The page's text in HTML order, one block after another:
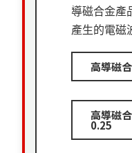
導磁合金產
產生的電磁
高導磁
高導磁
0.25